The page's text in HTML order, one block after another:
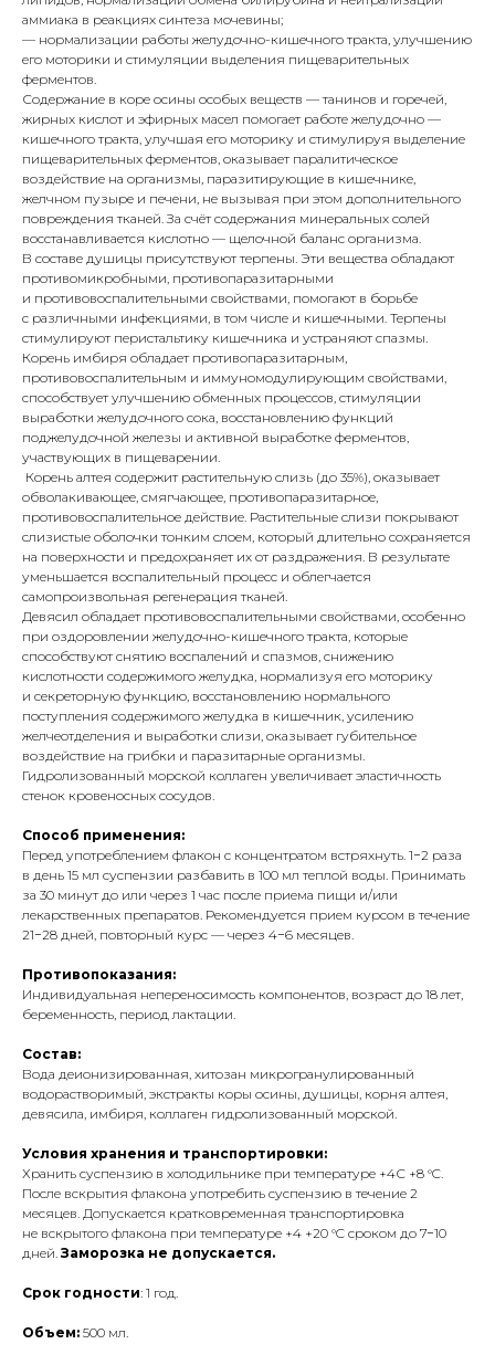
аммиака в реакциях синтеза мочевины;
— нормализации работы желудочно-кишечного тракта, улучшению
его моторики и стимуляции выделения пищеварительных
ферментов.
Содержание в коре осины особых веществ — танинов и горечей,
жирных кислот и эфирных масел помогает работе желудочно —
кишечного тракта, улучшая его моторику и стимулируя выделение
пищеварительных ферментов, оказывает паралитическое
воздействие на организмы, паразитирующие в кишечнике,
желчном пузыре и печени, не вызывая при этом дополнительного
повреждения тканей. За счёт содержания минеральных солей
восстанавливается кислотно — щелочной баланс организма.
В составе душицы присутствуют терпены. Эти вещества обладают
противомикробными, противопаразитарными
и противовоспалительными свойствами, помогают в борьбе
с различными инфекциями, в том числе и кишечными. Терпены
стимулируют перистальтику кишечника и устраняют спазмы.
Корень имбиря обладает противопаразитарным,
противовоспалительным и иммуномодулирующим свойствами,
способствует улучшению обменных процессов, стимуляции
выработки желудочного сока, восстановлению функций
поджелудочной железы и активной выработке ферментов,
участвующих в пищеварении.
Корень алтея содержит растительную слизь (до 35%), оказывает
обволакивающее, смягчающее, противопаразитарное,
противовоспалительное действие. Растительные слизи покрывают
слизистые оболочки тонким слоем, который длительно сохраняется
на поверхности и предохраняет их от раздражения. В результате
уменьшается воспалительный процесс и облегчается
самопроизвольная регенерация тканей.
Девясил обладает противовоспалительными свойствами, особенно
при оздоровлении желудочно-кишечного тракта, которые
способствуют снятию воспалений и спазмов, снижению
кислотности содержимого желудка, нормализуя его моторику
и секреторную функцию, восстановлению нормального
поступления содержимого желудка в кишечник, усилению
желчеотделения и выработки слизи, оказывает губительное
воздействие на грибки и паразитарные организмы.
Гидролизованный морской коллаген увеличивает эластичность
стенок кровеносных сосудов.
Способ применения:
Перед употреблением флакон с концентратом встряхнуть. 1−2 раза
в день 15 мл суспензии разбавить в 100 мл теплой воды. Принимать
за 30 минут до или через 1 час после приема пищи и/или
лекарственных препаратов. Рекомендуется прием курсом в течение
21−28 дней, повторный курс — через 4−6 месяцев.
Противопоказания:
Индивидуальная непереносимость компонентов, возраст до 18 лет,
беременность, период лактации.
Состав:
Вода деионизированная, хитозан микрогранулированный
водорастворимый, экстракты коры осины, душицы, корня алтея,
девясила, имбиря, коллаген гидролизованный морской.
Условия хранения и транспортировки:
Хранить суспензию в холодильнике при температуре +4С +8 °C.
После вскрытия флакона употребить суспензию в течение 2
месяцев. Допускается кратковременная транспортировка
не вскрытого флакона при температуре +4 +20 °C сроком до 7−10
дней. Заморозка не допускается.
Срок годности: 1 год.
Объем: 500 мл.